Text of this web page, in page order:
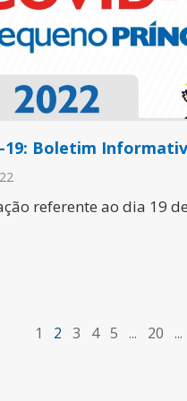
19: Boletim
referente ao dia 19
1 2 3 4 5 ... 20 ...